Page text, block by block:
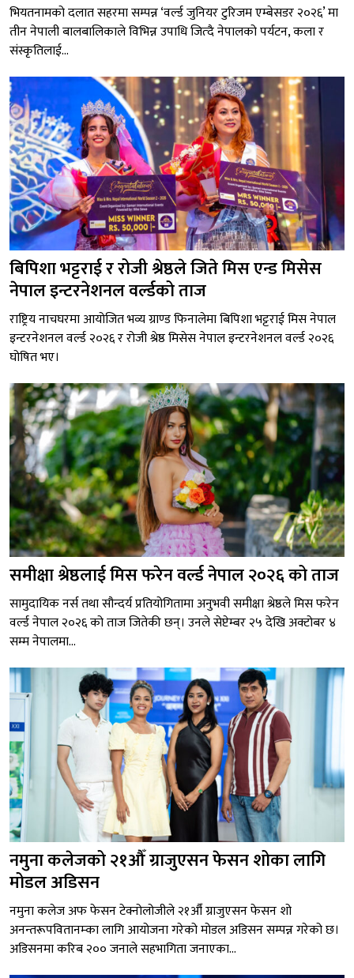
भियतनामको दलात सहरमा सम्पन्न ‘वर्ल्ड जुनियर टुरिजम एम्बेसडर २०२६’ मा
तीन नेपाली बालबालिकाले विभिन्न उपाधि जित्दै नेपालको पर्यटन, कला र
संस्कृतिलाई...
बिपिशा भट्टराई र रोजी श्रेष्ठले जिते मिस एन्ड मिसेस
नेपाल इन्टरनेशनल वर्ल्डको ताज
राष्ट्रिय नाचघरमा आयोजित भव्य ग्राण्ड फिनालेमा बिपिशा भट्टराई मिस नेपाल
इन्टरनेशनल वर्ल्ड २०२६ र रोजी श्रेष्ठ मिसेस नेपाल इन्टरनेशनल वर्ल्ड २०२६
घोषित भए।
समीक्षा श्रेष्ठलाई मिस फरेन वर्ल्ड नेपाल २०२६ को ताज
सामुदायिक नर्स तथा सौन्दर्य प्रतियोगितामा अनुभवी समीक्षा श्रेष्ठले मिस फरेन
वर्ल्ड नेपाल २०२६ को ताज जितेकी छन्। उनले सेप्टेम्बर २५ देखि अक्टोबर ४
सम्म नेपालमा...
नमुना कलेजको २१औँ ग्राजुएसन फेसन शोका लागि
मोडल अडिसन
नमुना कलेज अफ फेसन टेक्नोलोजीले २१औँ ग्राजुएसन फेसन शो
अनन्तरूपवितानम्का लागि आयोजना गरेको मोडल अडिसन सम्पन्न गरेको छ।
अडिसनमा करिब २०० जनाले सहभागिता जनाएका...